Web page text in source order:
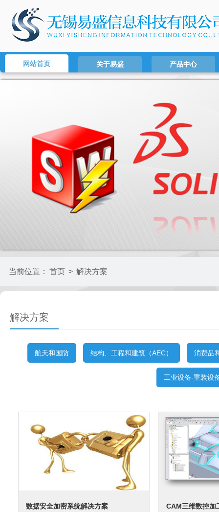
网站首页 关于易盛 产品中心
当前位置： 首页 > 解决方案
解决方案
航天和国防 结构、工程和建筑（AEC） 消费品
工业设备-重装设
数据安全加密系统解决方案 CAM三维数控加